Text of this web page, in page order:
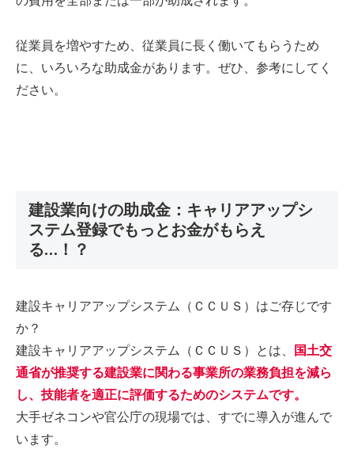
従業員を増やすため、従業員に長く働いてもらうため
に、いろいろな助成金があります。ぜひ、参考にしてく
ださい。
建設業向けの助成金：キャリアアップシ
ステム登録でもっとお金がもらえ
る…！？
建設キャリアアップシステム（ＣＣＵＳ）はご存じです
か？
建設キャリアアップシステム（ＣＣＵＳ）とは、 国土交
通省が推奨する建設業に関わる事業所の業務負担を減ら
し、技能者を適正に評価するためのシステムです。
大手ゼネコンや官公庁の現場では、すでに導入が進んで
います。